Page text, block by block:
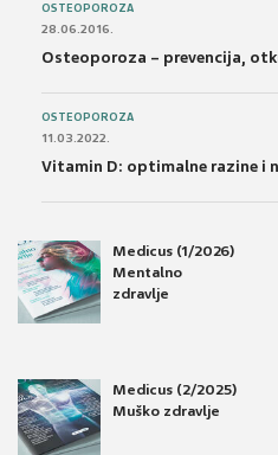
OSTEOPOROZA
28.06.2016.
Osteoporoza – prevencija,
OSTEOPOROZA
11.03.2022.
Vitamin D: optimalne razine i
Medicus (1/2026)
Mentalno
zdravlje
Medicus (2/2025)
Muško zdravlje